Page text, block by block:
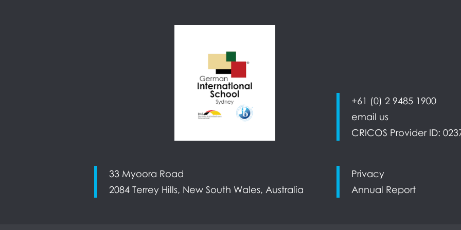
+61 (0) 2 9485 1900
email us
CRICOS Provider ID:
33 Myoora Road
2084 Terrey Hills, New South Wales, Australia
Privacy
Annual Report